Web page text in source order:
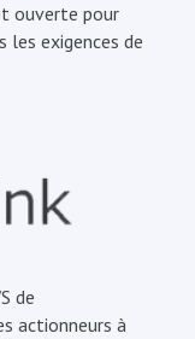
ouverte pour
les exigences de
de
actionneurs à